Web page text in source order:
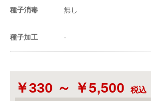
20ml当たり粒数
-
種子消毒 無し
種子加工 -
￥330 ～ ￥5,500 税込